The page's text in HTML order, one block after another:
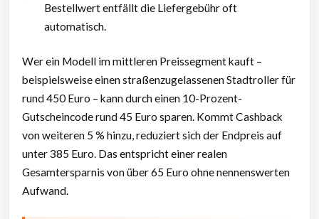
Bestellwert entfällt die Liefergebühr oft
automatisch.
Wer ein Modell im mittleren Preissegment kauft –
beispielsweise einen straßenzugelassenen Stadtroller für
rund 450 Euro – kann durch einen 10-Prozent-
Gutscheincode rund 45 Euro sparen. Kommt Cashback
von weiteren 5 % hinzu, reduziert sich der Endpreis auf
unter 385 Euro. Das entspricht einer realen
Gesamtersparnis von über 65 Euro ohne nennenswerten
Aufwand.